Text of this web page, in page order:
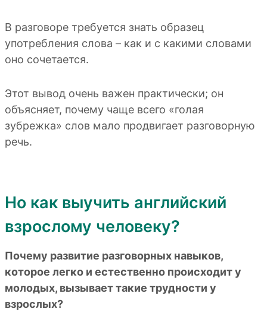
В разговоре требуется знать образец
употребления слова – как и с какими словами
оно сочетается.
Этот вывод очень важен практически; он
объясняет, почему чаще всего «голая
зубрежка» слов мало продвигает разговорную
речь.
Но как выучить английский
взрослому человеку?
Почему развитие разговорных навыков,
которое легко и естественно происходит у
молодых, вызывает такие трудности у
взрослых?